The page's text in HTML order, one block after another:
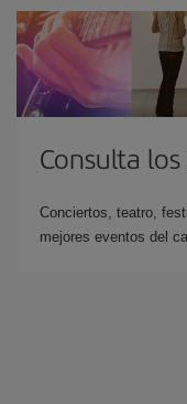
Consulta
Conciertos, teatro,
mejores eventos del